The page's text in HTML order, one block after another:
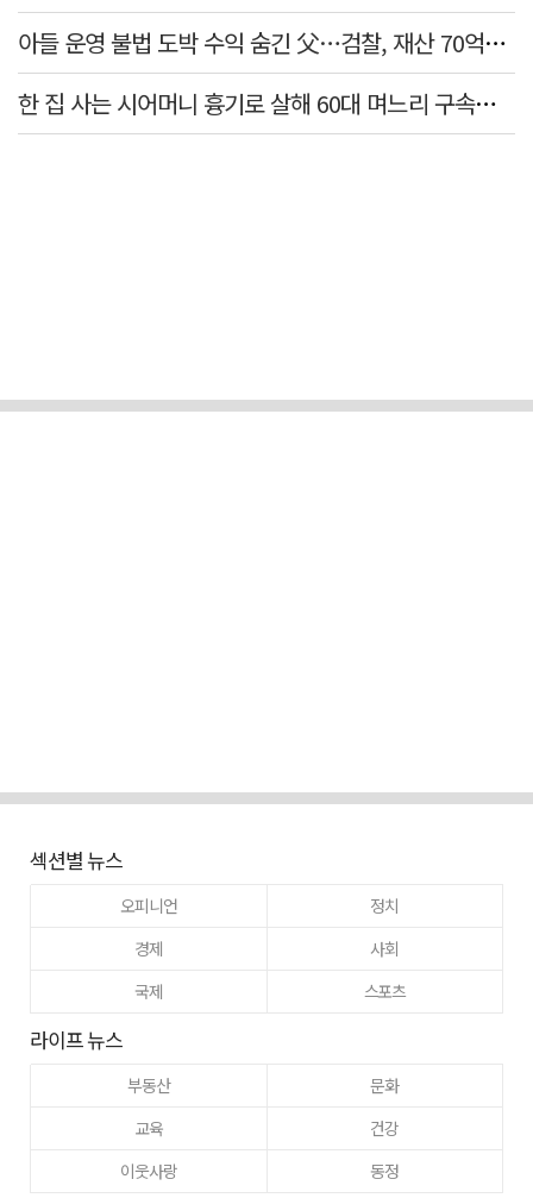
아들 운영 불법 도박 수익 숨긴 父…검찰, 재산 70억원 몰수
한 집 사는 시어머니 흉기로 살해 60대 며느리 구속…범행 동기는
섹션별 뉴스
오피니언
정치
경제
사회
국제
스포츠
라이프 뉴스
부동산
문화
교육
건강
이웃사랑
동정